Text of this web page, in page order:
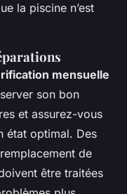
la piscine n’est
mensuelle
son bon
et assurez-vous
état optimal. Des
de
être traitées